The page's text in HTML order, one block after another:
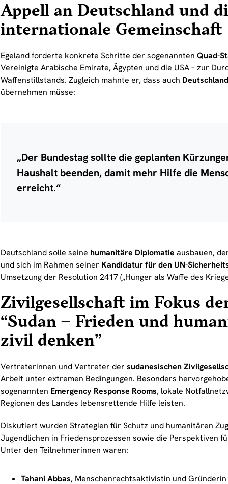
Appell an Deutschland und
internationale Gemeinschaft
Egeland forderte konkrete Schritte der sogenannten Quad-
Vereinigte Arabische Emirate,Ägypten und die USA– zur
Waffenstillstands. Zugleich mahnte er, dass auch Deutschland
übernehmen müsse:
„Der Bundestag sollte die geplanten
Haushalt beenden, damit mehr Hilfe die
erreicht.“
Deutschland solle seine humanitäre Diplomatie ausbauen,
und sich im Rahmen seiner Kandidatur für den UN-
Umsetzung der Resolution 2417 („Hunger als Waffe des
Zivilgesellschaft im Fokus
“Sudan – Frieden und
zivil denken”
Vertreterinnen und Vertreter der sudanesischen
Arbeit unter extremen Bedingungen. Besonders
sogenannten Emergency Response Rooms, lokale
Regionen des Landes lebensrettende Hilfe leisten.
Diskutiert wurden Strategien für Schutz und humanitären
Jugendlichen in Friedensprozessen sowie die Perspektiven
Unter den Teilnehmerinnen waren:
Tahani Abbas, Menschenrechtsaktivistin und